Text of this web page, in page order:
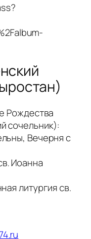
Рождества
сочельник):
Вечерня с
Иоанна
литургия св.